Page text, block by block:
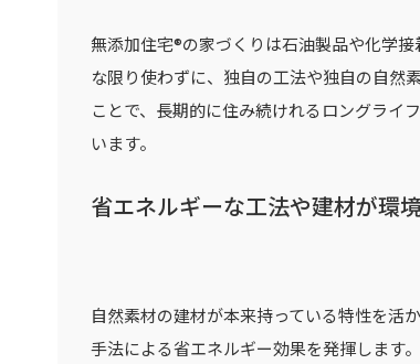
無添加住宅®の家づくりは石油製品や化学
な限り使わずに、独自の工法や独自の自然
ことで、長期的に住み続けれるロングライ
います。
省エネルギーな工法や建材が環
自然素材の建材が本来持っている特性を活
手法による省エネルギー効果を発揮します。